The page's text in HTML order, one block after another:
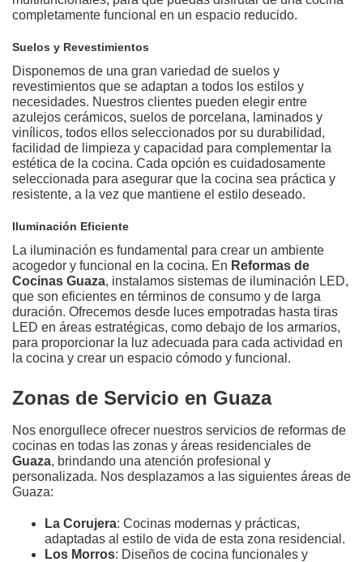
completamente funcional en un espacio reducido.
Suelos y Revestimientos
Disponemos de una gran variedad de suelos y
revestimientos que se adaptan a todos los estilos y
necesidades. Nuestros clientes pueden elegir entre
azulejos cerámicos, suelos de porcelana, laminados y
vinílicos, todos ellos seleccionados por su durabilidad,
facilidad de limpieza y capacidad para complementar la
estética de la cocina. Cada opción es cuidadosamente
seleccionada para asegurar que la cocina sea práctica y
resistente, a la vez que mantiene el estilo deseado.
Iluminación Eficiente
La iluminación es fundamental para crear un ambiente
acogedor y funcional en la cocina. En Reformas de
Cocinas Guaza, instalamos sistemas de iluminación LED,
que son eficientes en términos de consumo y de larga
duración. Ofrecemos desde luces empotradas hasta tiras
LED en áreas estratégicas, como debajo de los armarios,
para proporcionar la luz adecuada para cada actividad en
la cocina y crear un espacio cómodo y funcional.
Zonas de Servicio en Guaza
Nos enorgullece ofrecer nuestros servicios de reformas de
cocinas en todas las zonas y áreas residenciales de
Guaza, brindando una atención profesional y
personalizada. Nos desplazamos a las siguientes áreas de
Guaza:
La Corujera: Cocinas modernas y prácticas,
adaptadas al estilo de vida de esta zona residencial.
Los Morros: Diseños de cocina funcionales y